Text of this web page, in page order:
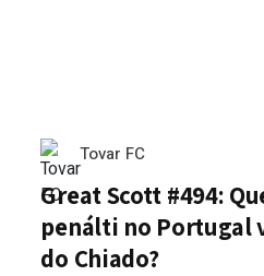
Tovar FC
Great Scott #494:
penálti no Portugal
do Chiado?